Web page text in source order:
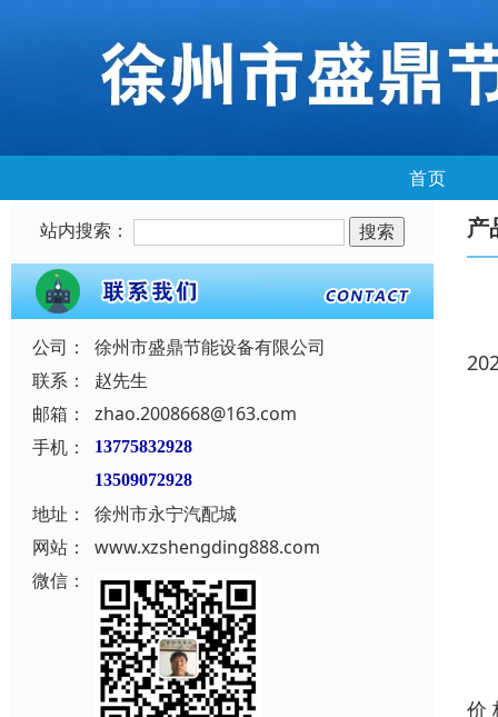
首页
站内搜索：
公司：
徐州市盛鼎节能设备有限公司
联系：
赵先生
邮箱：
zhao.2008668@163.com
手机：
13775832928
13509072928
地址：
徐州市永宁汽配城
网站：
www.xzshengding888.com
微信：
产
价